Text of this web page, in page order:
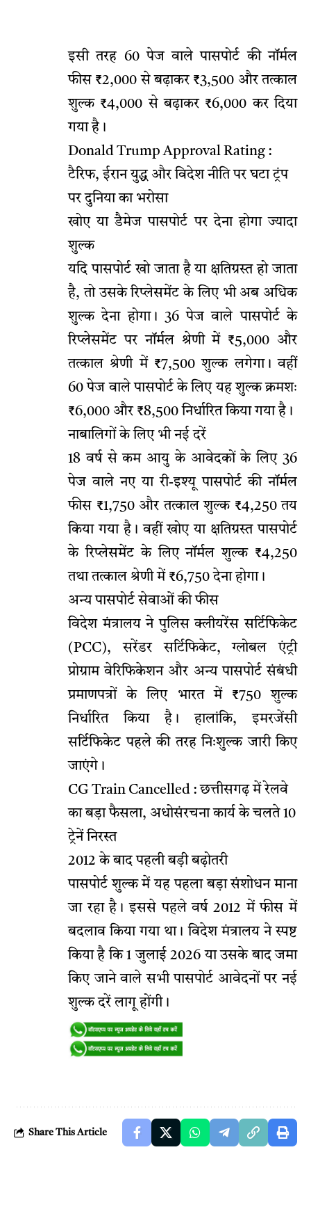
इसी तरह 60 पेज वाले पासपोर्ट की नॉर्मल
फीस ₹2,000 से बढ़ाकर ₹3,500 और तत्काल
शुल्क ₹4,000 से बढ़ाकर ₹6,000 कर दिया
गया है।
Donald Trump Approval Rating :
टैरिफ, ईरान युद्ध और विदेश नीति पर घटा ट्रंप
पर दुनिया का भरोसा
खोए या डैमेज पासपोर्ट पर देना होगा ज्यादा
शुल्क
यदि पासपोर्ट खो जाता है या क्षतिग्रस्त हो जाता
है, तो उसके रिप्लेसमेंट के लिए भी अब अधिक
शुल्क देना होगा। 36 पेज वाले पासपोर्ट के
रिप्लेसमेंट पर नॉर्मल श्रेणी में ₹5,000 और
तत्काल श्रेणी में ₹7,500 शुल्क लगेगा। वहीं
60 पेज वाले पासपोर्ट के लिए यह शुल्क क्रमशः
₹6,000 और ₹8,500 निर्धारित किया गया है।
नाबालिगों के लिए भी नई दरें
18 वर्ष से कम आयु के आवेदकों के लिए 36
पेज वाले नए या री-इश्यू पासपोर्ट की नॉर्मल
फीस ₹1,750 और तत्काल शुल्क ₹4,250 तय
किया गया है। वहीं खोए या क्षतिग्रस्त पासपोर्ट
के रिप्लेसमेंट के लिए नॉर्मल शुल्क ₹4,250
तथा तत्काल श्रेणी में ₹6,750 देना होगा।
अन्य पासपोर्ट सेवाओं की फीस
विदेश मंत्रालय ने पुलिस क्लीयरेंस सर्टिफिकेट
(PCC), सरेंडर सर्टिफिकेट, ग्लोबल एंट्री
प्रोग्राम वेरिफिकेशन और अन्य पासपोर्ट संबंधी
प्रमाणपत्रों के लिए भारत में ₹750 शुल्क
निर्धारित किया है। हालांकि, इमरजेंसी
सर्टिफिकेट पहले की तरह निःशुल्क जारी किए
जाएंगे।
CG Train Cancelled : छत्तीसगढ़ में रेलवे
का बड़ा फैसला, अधोसंरचना कार्य के चलते 10
ट्रेनें निरस्त
2012 के बाद पहली बड़ी बढ़ोतरी
पासपोर्ट शुल्क में यह पहला बड़ा संशोधन माना
जा रहा है। इससे पहले वर्ष 2012 में फीस में
बदलाव किया गया था। विदेश मंत्रालय ने स्पष्ट
किया है कि 1 जुलाई 2026 या उसके बाद जमा
किए जाने वाले सभी पासपोर्ट आवेदनों पर नई
शुल्क दरें लागू होंगी।
Share This Article